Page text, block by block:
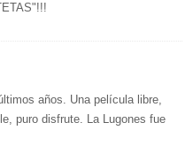
años. Una película libre,
puro disfrute. La Lugones fue